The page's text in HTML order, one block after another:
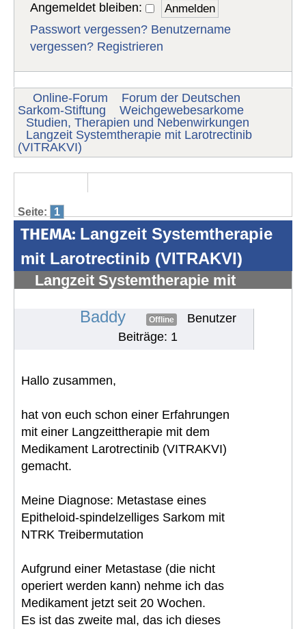
Angemeldet bleiben:
Passwort vergessen? Benutzername
vergessen? Registrieren
Online-Forum
Forum der Deutschen
Sarkom-Stiftung
Weichgewebesarkome
Studien, Therapien und Nebenwirkungen
Langzeit Systemtherapie mit Larotrectinib
(VITRAKVI)
Seite: 1
THEMA: Langzeit Systemtherapie
mit Larotrectinib (VITRAKVI)
Langzeit Systemtherapie mit
Baddy Offline
Benutzer
Beiträge: 1
Hallo zusammen,
hat von euch schon einer Erfahrungen
mit einer Langzeittherapie mit dem
Medikament Larotrectinib (VITRAKVI)
gemacht.
Meine Diagnose: Metastase eines
Epitheloid-spindelzelliges Sarkom mit
NTRK Treibermutation
Aufgrund einer Metastase (die nicht
operiert werden kann) nehme ich das
Medikament jetzt seit 20 Wochen.
Es ist das zweite mal, das ich dieses